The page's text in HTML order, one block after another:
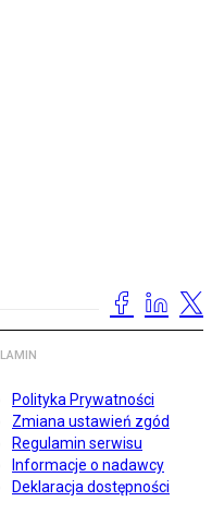
Polityka Prywatności
Zmiana ustawień zgód
Regulamin serwisu
Informacje o nadawcy
Deklaracja dostępności